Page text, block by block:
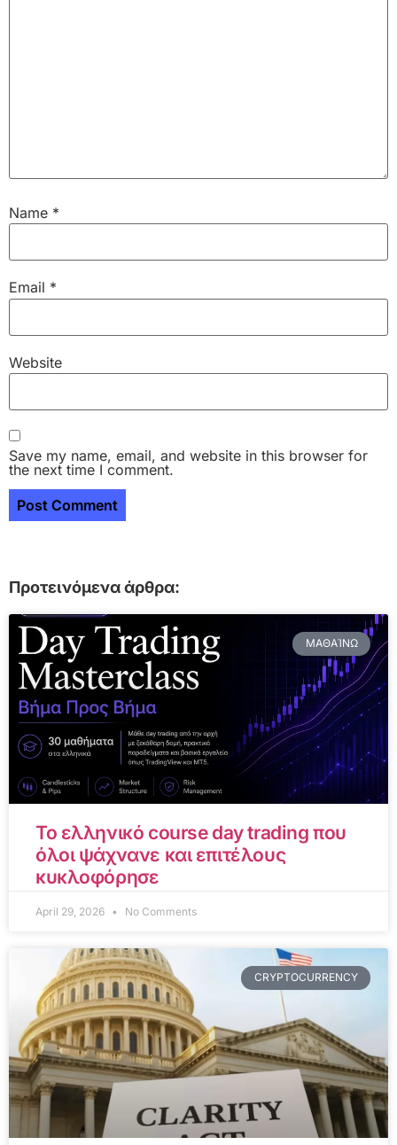
Name *
Email *
Website
Save my name, email, and website in this browser for
the next time I comment.
Προτεινόμενα άρθρα:
ΜΑΘΑΊΝΩ
Το ελληνικό course day trading που
όλοι ψάχνανε και επιτέλους
κυκλοφόρησε
April 29, 2026 No Comments
CRYPTOCURRENCY